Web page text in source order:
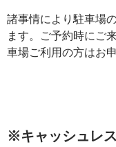
諸事情により駐車場
ます。ご予約時にご
車場ご利用の方はお
※キャッシュレ